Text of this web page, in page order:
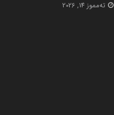
ته‌مموز 14, 2026